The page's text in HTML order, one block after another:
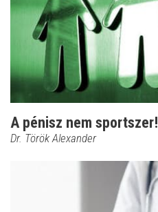
A pénisz nem sportszer!
Dr. Török Alexander